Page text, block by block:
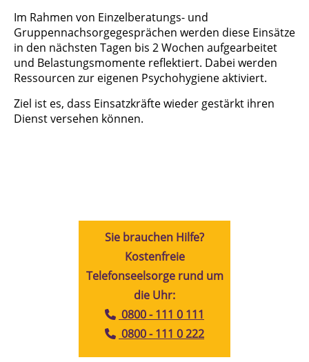
Im Rahmen von Einzelberatungs- und
Gruppennachsorgegesprächen werden diese Einsätze
in den nächsten Tagen bis 2 Wochen aufgearbeitet
und Belastungsmomente reflektiert. Dabei werden
Ressourcen zur eigenen Psychohygiene aktiviert.
Ziel ist es, dass Einsatzkräfte wieder gestärkt ihren
Dienst versehen können.
Sie brauchen Hilfe?
Kostenfreie
Telefonseelsorge rund um
die Uhr:
0800 - 111 0 111
0800 - 111 0 222